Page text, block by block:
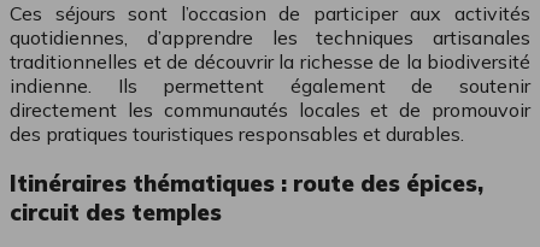
Ces séjours sont l’occasion de participer aux activités
quotidiennes, d’apprendre les techniques artisanales
traditionnelles et de découvrir la richesse de la biodiversité
indienne. Ils permettent également de soutenir
directement les communautés locales et de promouvoir
des pratiques touristiques responsables et durables.
Itinéraires thématiques : route des épices,
circuit des temples